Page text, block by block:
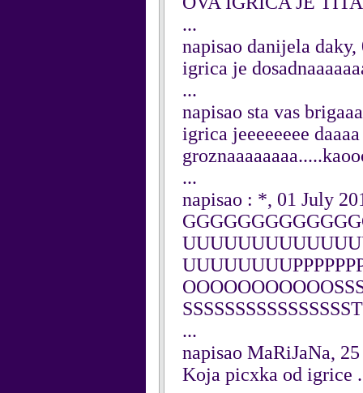
...
napisao danijela daky,
igrica je
...
napisao sta vas
igrica jeeeeeeee
...
napisao : *, 01 July
...
napisao MaRiJaNa,
Koja picxka od igrice